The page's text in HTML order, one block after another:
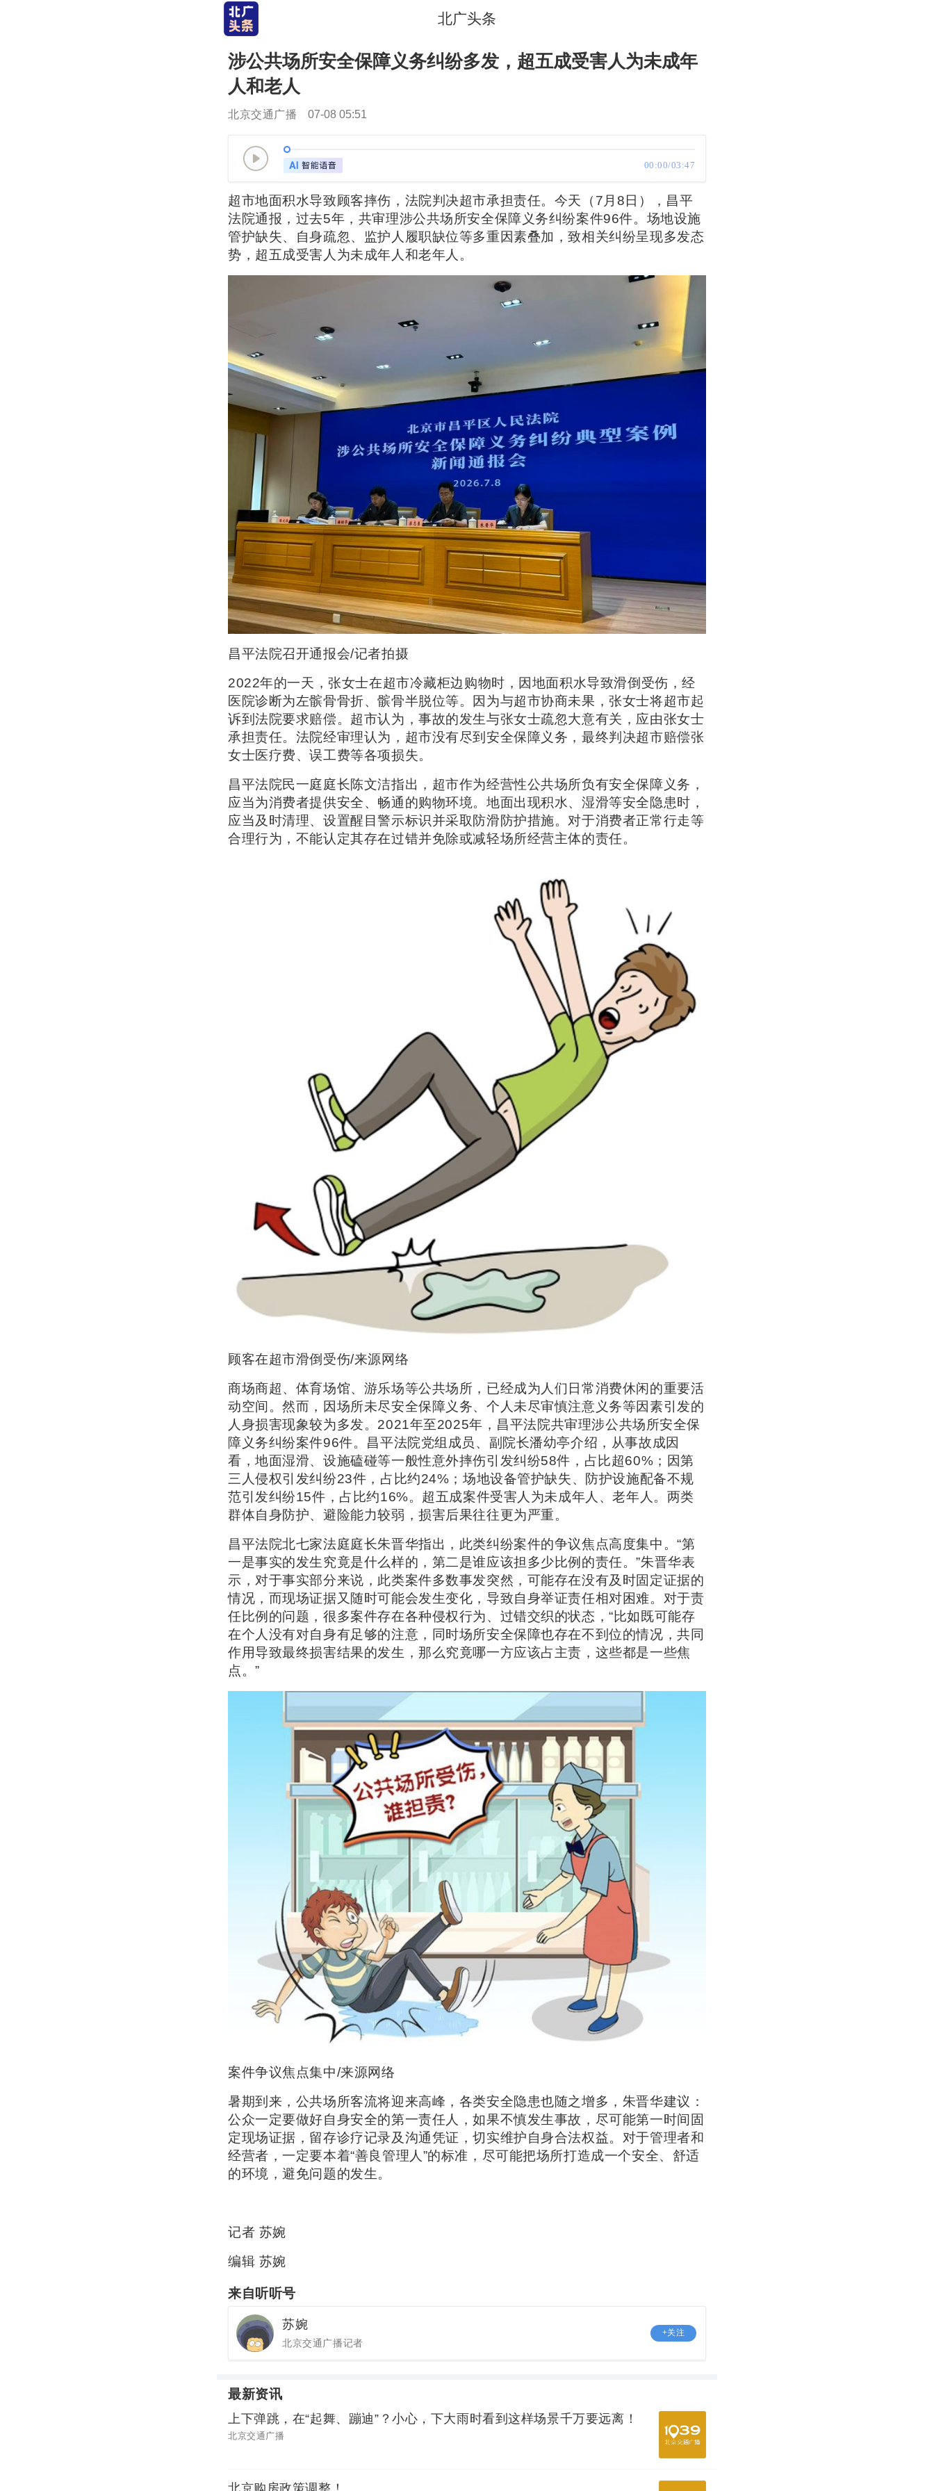
北广头条
涉公共场所安全保障义务纠纷多发，超五成受害人为未成年
人和老人
北京交通广播 07-08 05:51
00:00/03:47
超市地面积水导致顾客摔伤，法院判决超市承担责任。今天（7月8日），昌平
法院通报，过去5年，共审理涉公共场所安全保障义务纠纷案件96件。场地设施
管护缺失、自身疏忽、监护人履职缺位等多重因素叠加，致相关纠纷呈现多发态
势，超五成受害人为未成年人和老年人。
昌平法院召开通报会/记者拍摄
2022年的一天，张女士在超市冷藏柜边购物时，因地面积水导致滑倒受伤，经
医院诊断为左髌骨骨折、髌骨半脱位等。因为与超市协商未果，张女士将超市起
诉到法院要求赔偿。超市认为，事故的发生与张女士疏忽大意有关，应由张女士
承担责任。法院经审理认为，超市没有尽到安全保障义务，最终判决超市赔偿张
女士医疗费、误工费等各项损失。
昌平法院民一庭庭长陈文洁指出，超市作为经营性公共场所负有安全保障义务，
应当为消费者提供安全、畅通的购物环境。地面出现积水、湿滑等安全隐患时，
应当及时清理、设置醒目警示标识并采取防滑防护措施。对于消费者正常行走等
合理行为，不能认定其存在过错并免除或减轻场所经营主体的责任。
顾客在超市滑倒受伤/来源网络
商场商超、体育场馆、游乐场等公共场所，已经成为人们日常消费休闲的重要活
动空间。然而，因场所未尽安全保障义务、个人未尽审慎注意义务等因素引发的
人身损害现象较为多发。2021年至2025年，昌平法院共审理涉公共场所安全保
障义务纠纷案件96件。昌平法院党组成员、副院长潘幼亭介绍，从事故成因
看，地面湿滑、设施磕碰等一般性意外摔伤引发纠纷58件，占比超60%；因第
三人侵权引发纠纷23件，占比约24%；场地设备管护缺失、防护设施配备不规
范引发纠纷15件，占比约16%。超五成案件受害人为未成年人、老年人。两类
群体自身防护、避险能力较弱，损害后果往往更为严重。
昌平法院北七家法庭庭长朱晋华指出，此类纠纷案件的争议焦点高度集中。“第
一是事实的发生究竟是什么样的，第二是谁应该担多少比例的责任。”朱晋华表
示，对于事实部分来说，此类案件多数事发突然，可能存在没有及时固定证据的
情况，而现场证据又随时可能会发生变化，导致自身举证责任相对困难。对于责
任比例的问题，很多案件存在各种侵权行为、过错交织的状态，“比如既可能存
在个人没有对自身有足够的注意，同时场所安全保障也存在不到位的情况，共同
作用导致最终损害结果的发生，那么究竟哪一方应该占主责，这些都是一些焦
点。”
案件争议焦点集中/来源网络
暑期到来，公共场所客流将迎来高峰，各类安全隐患也随之增多，朱晋华建议：
公众一定要做好自身安全的第一责任人，如果不慎发生事故，尽可能第一时间固
定现场证据，留存诊疗记录及沟通凭证，切实维护自身合法权益。对于管理者和
经营者，一定要本着“善良管理人”的标准，尽可能把场所打造成一个安全、舒适
的环境，避免问题的发生。
记者 苏婉
编辑 苏婉
来自听听号
苏婉
北京交通广播记者
+关注
最新资讯
上下弹跳，在“起舞、蹦迪”？小心，下大雨时看到这样场景千万要远离！
北京交通广播
北京购房政策调整！